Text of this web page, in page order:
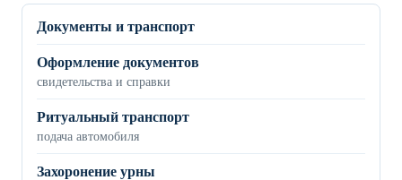
Документы и транспорт
Оформление документов
свидетельства и справки
Ритуальный транспорт
подача автомобиля
Захоронение урны